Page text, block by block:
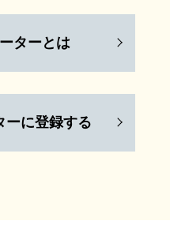
ターとは
ーに登録する